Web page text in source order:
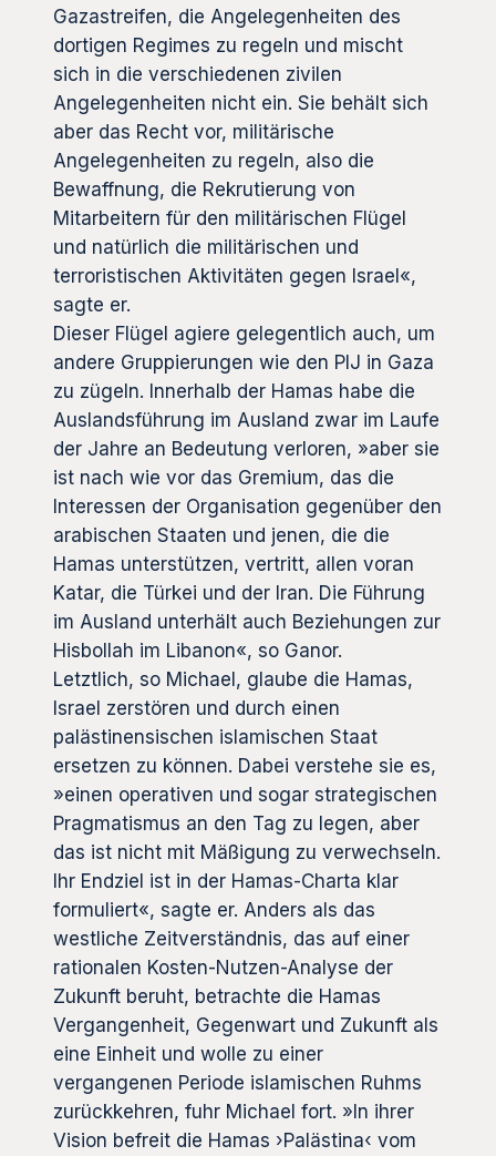
Gazastreifen, die Angelegenheiten des
dortigen Regimes zu regeln und mischt
sich in die verschiedenen zivilen
Angelegenheiten nicht ein. Sie behält sich
aber das Recht vor, militärische
Angelegenheiten zu regeln, also die
Bewaffnung, die Rekrutierung von
Mitarbeitern für den militärischen Flügel
und natürlich die militärischen und
terroristischen Aktivitäten gegen Israel«,
sagte er.
Dieser Flügel agiere gelegentlich auch, um
andere Gruppierungen wie den PIJ in Gaza
zu zügeln. Innerhalb der Hamas habe die
Auslandsführung im Ausland zwar im Laufe
der Jahre an Bedeutung verloren, »aber sie
ist nach wie vor das Gremium, das die
Interessen der Organisation gegenüber den
arabischen Staaten und jenen, die die
Hamas unterstützen, vertritt, allen voran
Katar, die Türkei und der Iran. Die Führung
im Ausland unterhält auch Beziehungen zur
Hisbollah im Libanon«, so Ganor.
Letztlich, so Michael, glaube die Hamas,
Israel zerstören und durch einen
palästinensischen islamischen Staat
ersetzen zu können. Dabei verstehe sie es,
»einen operativen und sogar strategischen
Pragmatismus an den Tag zu legen, aber
das ist nicht mit Mäßigung zu verwechseln.
Ihr Endziel ist in der Hamas-Charta klar
formuliert«, sagte er. Anders als das
westliche Zeitverständnis, das auf einer
rationalen Kosten-Nutzen-Analyse der
Zukunft beruht, betrachte die Hamas
Vergangenheit, Gegenwart und Zukunft als
eine Einheit und wolle zu einer
vergangenen Periode islamischen Ruhms
zurückkehren, fuhr Michael fort. »In ihrer
Vision befreit die Hamas ›Palästina‹ vom